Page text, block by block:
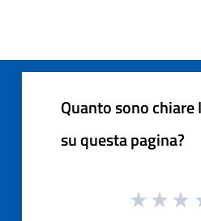
Quanto sono
su questa pagina?